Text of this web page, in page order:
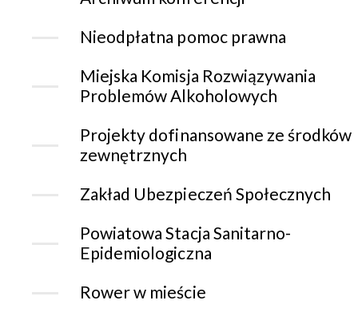
Nieodpłatna pomoc prawna
Miejska Komisja Rozwiązywania
Problemów Alkoholowych
Projekty dofinansowane ze środków
zewnętrznych
Zakład Ubezpieczeń Społecznych
Powiatowa Stacja Sanitarno-
Epidemiologiczna
Rower w mieście